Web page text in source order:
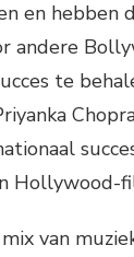
en hebben
andere
te
Hollywood-
van